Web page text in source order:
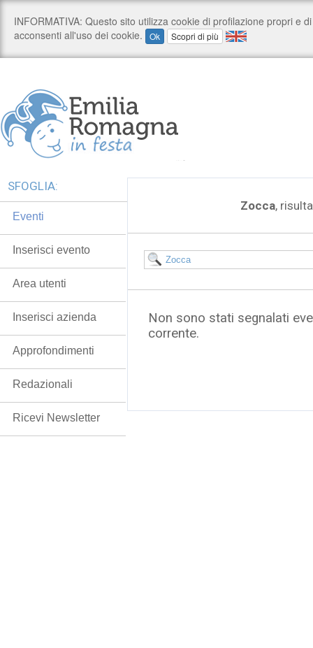
Zocca,
Non sono stati segnalati
corrente.
SFOGLIA:
Eventi
Inserisci evento
Area utenti
Inserisci azienda
Approfondimenti
Redazionali
Ricevi Newsletter